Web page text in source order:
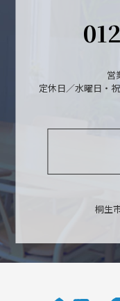
営
定休日／水曜日・
桐生